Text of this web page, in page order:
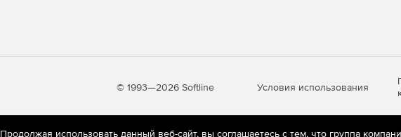
© 1993—2026 Softline Условия использования
Продолжая использовать данный веб-сайт, вы соглашаетесь с тем, что группа